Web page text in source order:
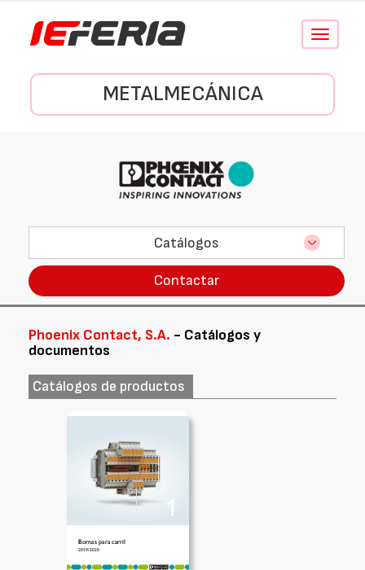
Conmutar
METALMECÁNICA
Catálogos
Contactar
Phoenix Contact, S.A. - Catálogos y
documentos
Catálogos de productos